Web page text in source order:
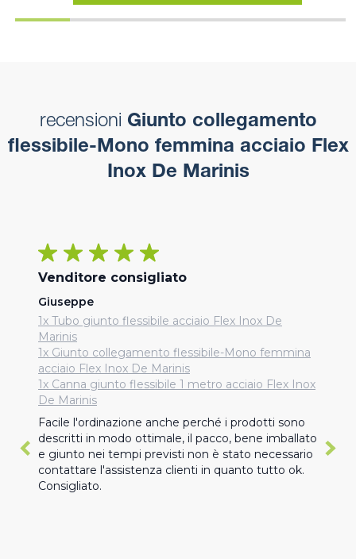
recensioni Giunto collegamento
flessibile-Mono femmina acciaio Flex
Inox De Marinis
Venditore consigliato
Giuseppe
1x Tubo giunto flessibile acciaio Flex Inox De
Marinis
1x Giunto collegamento flessibile-Mono femmina
acciaio Flex Inox De Marinis
1x Canna giunto flessibile 1 metro acciaio Flex Inox
De Marinis
Facile l'ordinazione anche perché i prodotti sono
descritti in modo ottimale, il pacco, bene imballato
e giunto nei tempi previsti non è stato necessario
contattare l'assistenza clienti in quanto tutto ok.
Consigliato.